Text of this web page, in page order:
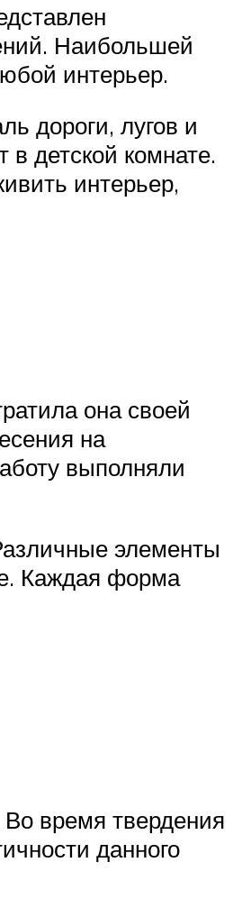
Наибольшей
интерьер.
дороги, лугов и
в детской комнате.
интерьер,
она своей
на
выполняли
элементы
Каждая форма
время твердения
данного